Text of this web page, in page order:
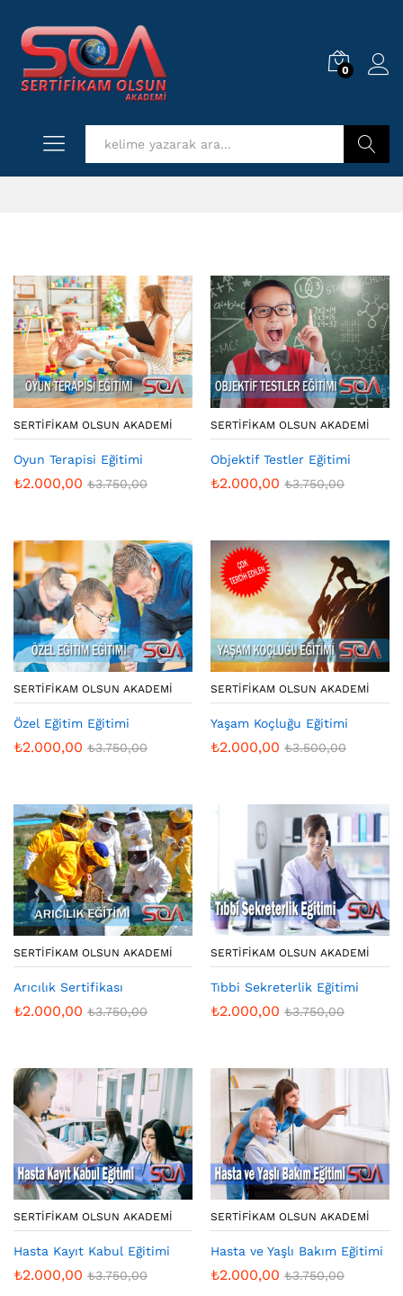
0
SERTIFIKAM OLSUN AKADEMI
Oyun Terapisi Eğitimi
₺2.000,00 ₺3.750,00
SERTIFIKAM OLSUN AKADEMI
Objektif Testler Eğitimi
₺2.000,00 ₺3.750,00
SERTIFIKAM OLSUN AKADEMI
Özel Eğitim Eğitimi
₺2.000,00 ₺3.750,00
SERTIFIKAM OLSUN AKADEMI
Yaşam Koçluğu Eğitimi
₺2.000,00 ₺3.500,00
SERTIFIKAM OLSUN AKADEMI
Arıcılık Sertifikası
₺2.000,00 ₺3.750,00
SERTIFIKAM OLSUN AKADEMI
Tıbbi Sekreterlik Eğitimi
₺2.000,00 ₺3.750,00
SERTIFIKAM OLSUN AKADEMI
Hasta Kayıt Kabul Eğitimi
₺2.000,00 ₺3.750,00
SERTIFIKAM OLSUN AKADEMI
Hasta ve Yaşlı Bakım Eğitimi
₺2.000,00 ₺3.750,00